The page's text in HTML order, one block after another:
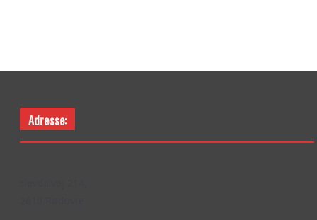
Adresse: